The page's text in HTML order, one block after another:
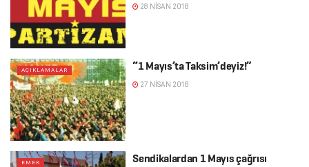
28 NISAN 2018
AÇIKLAMALAR “1 Mayıs’ta Taksim’deyiz!”
27 NISAN 2018
EMEK Sendikalardan 1 Mayıs çağrısı